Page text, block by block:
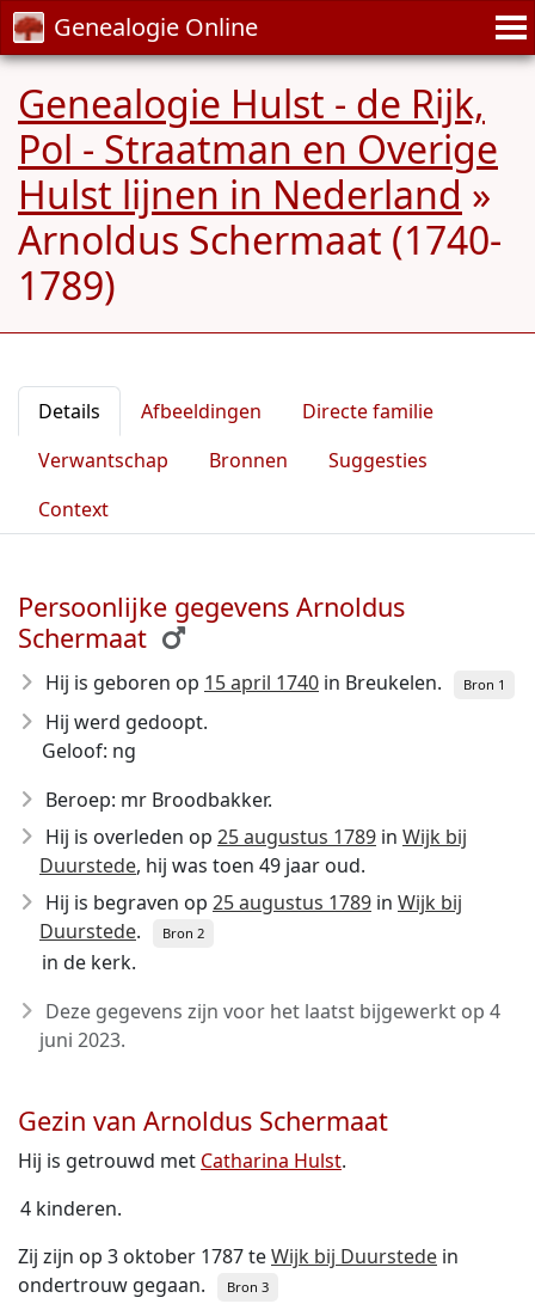
Genealogie Online
Genealogie Hulst - de Rijk,
Pol - Straatman en Overige
Hulst lijnen in Nederland »
Arnoldus Schermaat (1740-
1789)
Details Afbeeldingen
Directe familie
Verwantschap
Bronnen
Suggesties
Context
Persoonlijke gegevens Arnoldus
Schermaat
Hij is geboren op 15 april 1740 in Breukelen. Bron 1
Hij werd gedoopt.
Geloof: ng
Beroep: mr Broodbakker.
Hij is overleden op 25 augustus 1789 in Wijk bij
Duurstede, hij was toen 49 jaar oud.
Hij is begraven op 25 augustus 1789 in Wijk bij
Duurstede. Bron 2
in de kerk.
Deze gegevens zijn voor het laatst bijgewerkt op 4
juni 2023.
Gezin van Arnoldus Schermaat
Hij is getrouwd met Catharina Hulst.
4 kinderen.
Zij zijn op 3 oktober 1787 teWijk bij Duurstede in
ondertrouw gegaan.
Bron 3